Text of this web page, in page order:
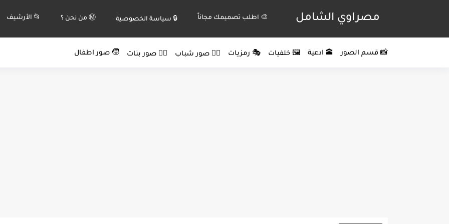
مصراوي الشامل 🎨 اطلب تصميمك مجاناً 🔒 سياسة الخصوصية Ⓜ️ من نحن ؟ 📂 الأرشيف
📸 قسم الصور 🕋 ادعية 🖼️ خلفيات 🎭 رمزيات 🙍‍♂️ صور شباب 🙍‍♀️ صور بنات 🧒 صور اطفال